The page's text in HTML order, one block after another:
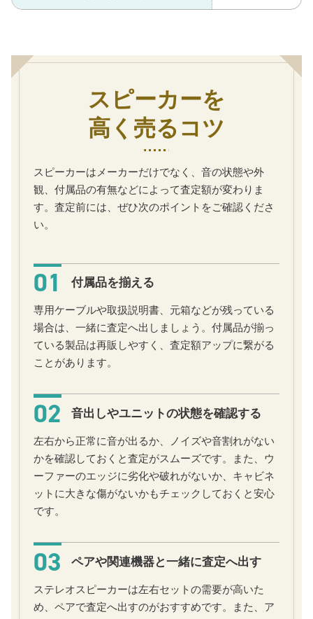
スピーカーを
高く売るコツ
スピーカーはメーカーだけでなく、音の状態や外
観、付属品の有無などによって査定額が変わりま
す。査定前には、ぜひ次のポイントをご確認くださ
い。
01 付属品を揃える
専用ケーブルや取扱説明書、元箱などが残っている
場合は、一緒に査定へ出しましょう。付属品が揃っ
ている製品は再販しやすく、査定額アップに繋がる
ことがあります。
02 音出しやユニットの状態を確認する
左右から正常に音が出るか、ノイズや音割れがない
かを確認しておくと査定がスムーズです。また、ウ
ーファーのエッジに劣化や破れがないか、キャビネ
ットに大きな傷がないかもチェックしておくと安心
です。
03 ペアや関連機器と一緒に査定へ出す
ステレオスピーカーは左右セットの需要が高いた
め、ペアで査定へ出すのがおすすめです。また、ア